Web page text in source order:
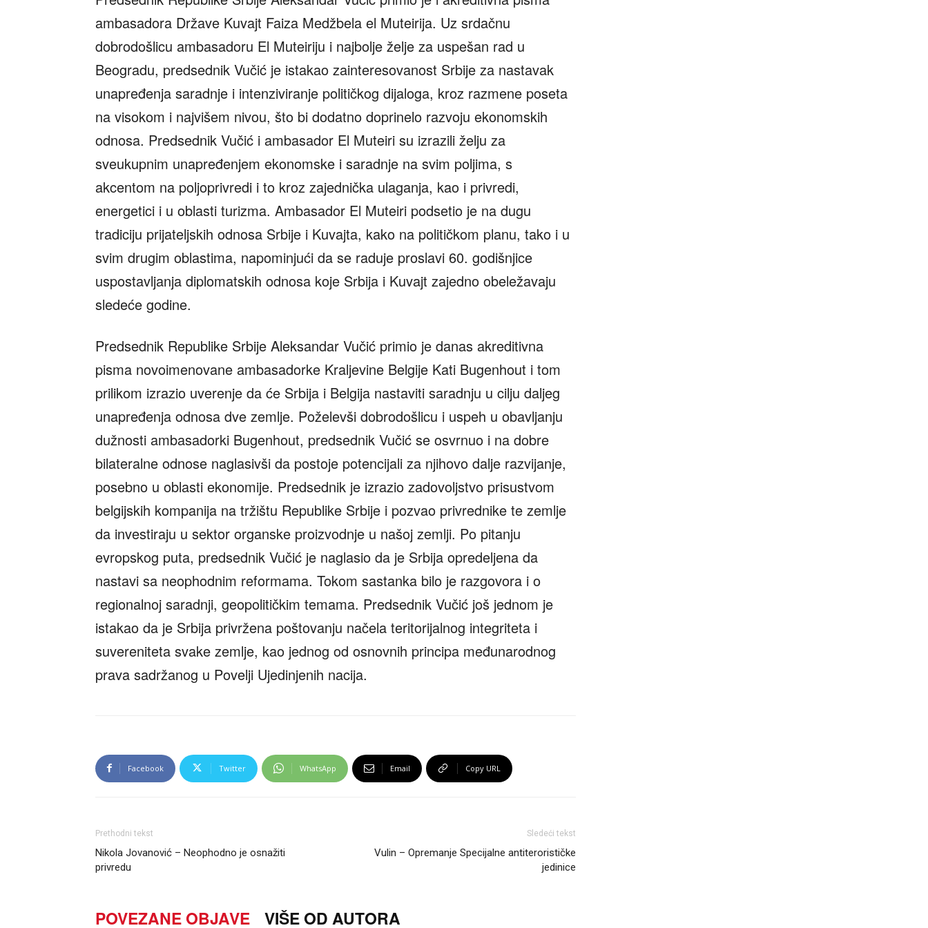
ambasadora Države Kuvajt Faiza Medžbela el Muteirija. Uz srdačnu
dobrodošlicu ambasadoru El Muteiriju i najbolje želje za uspešan rad u
Beogradu, predsednik Vučić je istakao zainteresovanost Srbije za nastavak
unapređenja saradnje i intenziviranje političkog dijaloga, kroz razmene poseta
na visokom i najvišem nivou, što bi dodatno doprinelo razvoju ekonomskih
odnosa. Predsednik Vučić i ambasador El Muteiri su izrazili želju za
sveukupnim unapređenjem ekonomske i saradnje na svim poljima, s
akcentom na poljoprivredi i to kroz zajednička ulaganja, kao i privredi,
energetici i u oblasti turizma. Ambasador El Muteiri podsetio je na dugu
tradiciju prijateljskih odnosa Srbije i Kuvajta, kako na političkom planu, tako i u
svim drugim oblastima, napominjući da se raduje proslavi 60. godišnjice
uspostavljanja diplomatskih odnosa koje Srbija i Kuvajt zajedno obeležavaju
sledeće godine.
Predsednik Republike Srbije Aleksandar Vučić primio je danas akreditivna
pisma novoimenovane ambasadorke Kraljevine Belgije Kati Bugenhout i tom
prilikom izrazio uverenje da će Srbija i Belgija nastaviti saradnju u cilju daljeg
unapređenja odnosa dve zemlje. Poželevši dobrodošlicu i uspeh u obavljanju
dužnosti ambasadorki Bugenhout, predsednik Vučić se osvrnuo i na dobre
bilateralne odnose naglasivši da postoje potencijali za njihovo dalje razvijanje,
posebno u oblasti ekonomije. Predsednik je izrazio zadovoljstvo prisustvom
belgijskih kompanija na tržištu Republike Srbije i pozvao privrednike te zemlje
da investiraju u sektor organske proizvodnje u našoj zemlji. Po pitanju
evropskog puta, predsednik Vučić je naglasio da je Srbija opredeljena da
nastavi sa neophodnim reformama. Tokom sastanka bilo je razgovora i o
regionalnoj saradnji, geopolitičkim temama. Predsednik Vučić još jednom je
istakao da je Srbija privržena poštovanju načela teritorijalnog integriteta i
suvereniteta svake zemlje, kao jednog od osnovnih principa međunarodnog
prava sadržanog u Povelji Ujedinjenih nacija.
Facebook Twitter WhatsApp Email Copy URL
Prethodni tekst
Nikola Jovanović – Neophodno je osnažiti
privredu
Sledeći tekst
Vulin – Opremanje Specijalne antiterorističke
jedinice
POVEZANE OBJAVE VIŠE OD AUTORA